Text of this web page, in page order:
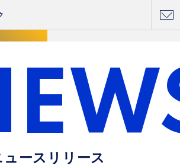
ュースリリース